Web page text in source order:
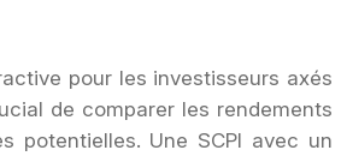
pour les investisseurs axés
de comparer les rendements
potentielles. Une SCPI avec un